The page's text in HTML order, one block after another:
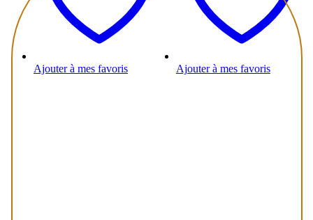
Ajouter à mes favoris Ajouter à mes favoris